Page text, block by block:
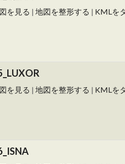
を見る | 地図を整形する | KMLを
を見る | 地図を整形する | KMLを